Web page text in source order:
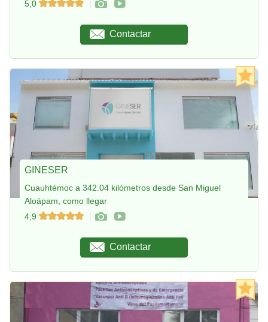
5,0
Contactar
GINESER
Cuauhtémoc a 342.04 kilómetros desde San Miguel
Aloápam, como llegar
4,9
Contactar